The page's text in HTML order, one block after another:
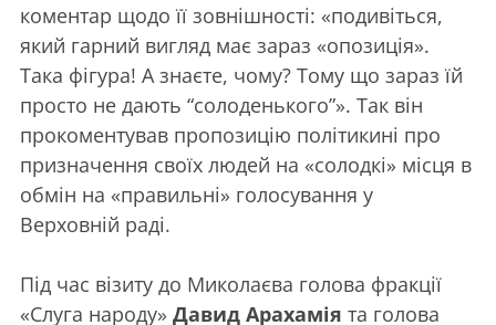
коментар щодо її зовнішності: «подивіться,
який гарний вигляд має зараз «опозиція».
Така фігура! А знаєте, чому? Тому що зараз їй
просто не дають “солоденького”». Так він
прокоментував пропозицію політикині про
призначення своїх людей на «солодкі» місця в
обмін на «правильні» голосування у
Верховній раді.
Під час візиту до Миколаєва голова фракції
«Слуга народу» Давид Арахамія та голова